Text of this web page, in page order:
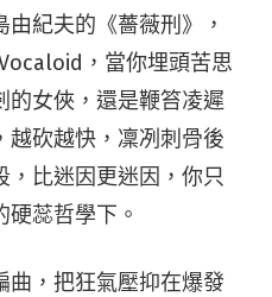
紀夫的《薔薇刑》，
，當你埋頭苦思
的女俠，還是鞭笞凌遲
越砍越快，凜冽刺骨後
，比迷因更迷因，你只
蕊哲學下。
曲，把狂氣壓抑在爆發